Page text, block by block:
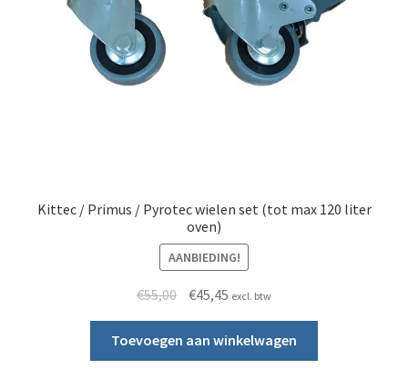
Kittec / Primus / Pyrotec wielen set (tot max 120 liter
oven)
AANBIEDING!
€55,00 Oorspronkelijke prijs was: €55,00.
€45,45Huidige prijs is: €45,45.
excl. btw
Toevoegen aan winkelwagen